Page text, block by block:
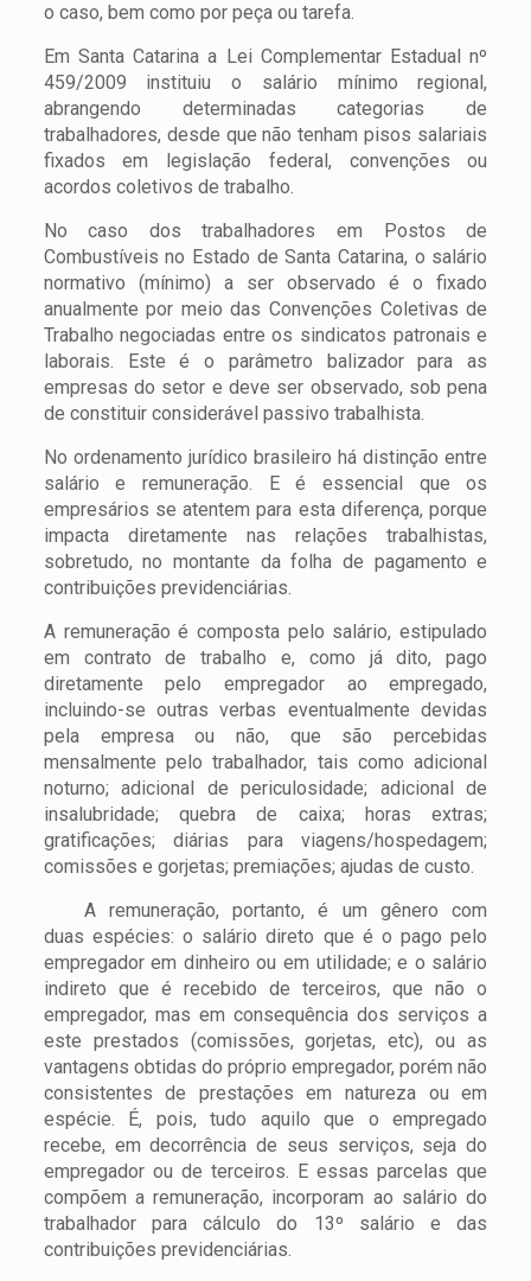
o caso, bem como por peça ou tarefa.
Em Santa Catarina a Lei Complementar Estadual nº
459/2009 instituiu o salário mínimo regional,
abrangendo determinadas categorias de
trabalhadores, desde que não tenham pisos salariais
fixados em legislação federal, convenções ou
acordos coletivos de trabalho.
No caso dos trabalhadores em Postos de
Combustíveis no Estado de Santa Catarina, o salário
normativo (mínimo) a ser observado é o fixado
anualmente por meio das Convenções Coletivas de
Trabalho negociadas entre os sindicatos patronais e
laborais. Este é o parâmetro balizador para as
empresas do setor e deve ser observado, sob pena
de constituir considerável passivo trabalhista.
No ordenamento jurídico brasileiro há distinção entre
salário e remuneração. E é essencial que os
empresários se atentem para esta diferença, porque
impacta diretamente nas relações trabalhistas,
sobretudo, no montante da folha de pagamento e
contribuições previdenciárias.
A remuneração é composta pelo salário, estipulado
em contrato de trabalho e, como já dito, pago
diretamente pelo empregador ao empregado,
incluindo-se outras verbas eventualmente devidas
pela empresa ou não, que são percebidas
mensalmente pelo trabalhador, tais como adicional
noturno; adicional de periculosidade; adicional de
insalubridade; quebra de caixa; horas extras;
gratificações; diárias para viagens/hospedagem;
comissões e gorjetas; premiações; ajudas de custo.
A remuneração, portanto, é um gênero com
duas espécies: o salário direto que é o pago pelo
empregador em dinheiro ou em utilidade; e o salário
indireto que é recebido de terceiros, que não o
empregador, mas em consequência dos serviços a
este prestados (comissões, gorjetas, etc), ou as
vantagens obtidas do próprio empregador, porém não
consistentes de prestações em natureza ou em
espécie. É, pois, tudo aquilo que o empregado
recebe, em decorrência de seus serviços, seja do
empregador ou de terceiros. E essas parcelas que
compõem a remuneração, incorporam ao salário do
trabalhador para cálculo do 13º salário e das
contribuições previdenciárias.